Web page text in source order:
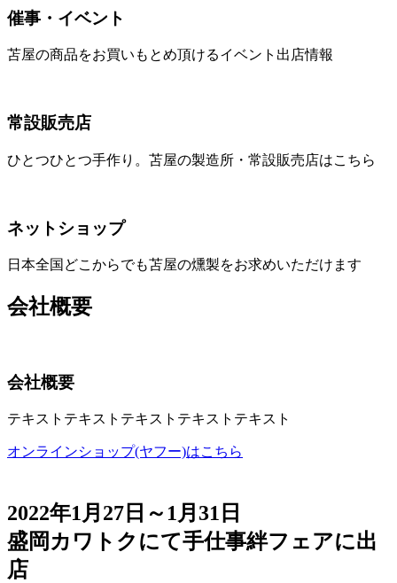
催事・イベント
苫屋の商品をお買いもとめ頂けるイベント出店情報
常設販売店
ひとつひとつ手作り。苫屋の製造所・常設販売店はこちら
ネットショップ
日本全国どこからでも苫屋の燻製をお求めいただけます
会社概要
会社概要
テキストテキストテキストテキストテキスト
オンラインショップ(ヤフー)はこちら
2022年1月27日～1月31日
盛岡カワトクにて手仕事絆フェアに出
店